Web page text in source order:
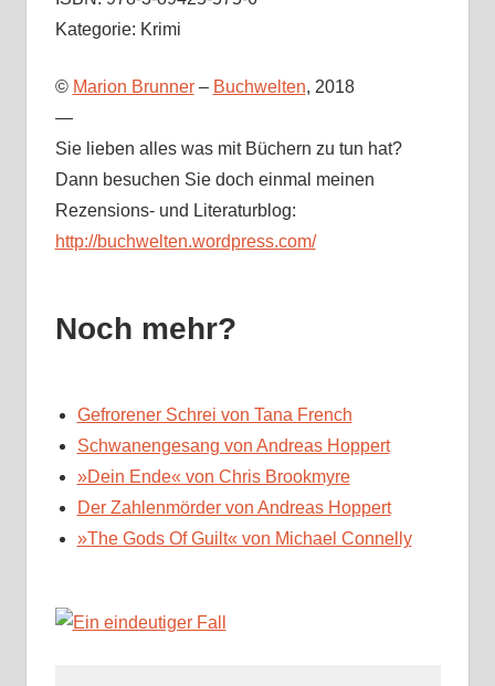
Kategorie: Krimi
© Marion Brunner– Buchwelten, 2018
—
Sie lieben alles was mit Büchern zu tun hat?
Dann besuchen Sie doch einmal meinen
Rezensions- und Literaturblog:
http://buchwelten.wordpress.com/
Noch mehr?
Gefrorener Schrei von Tana French
Schwanengesang von Andreas Hoppert
»Dein Ende« von Chris Brookmyre
Der Zahlenmörder von Andreas Hoppert
»The Gods Of Guilt« von Michael Connelly